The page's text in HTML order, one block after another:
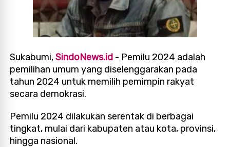
Sukabumi,SindoNews.id - Pemilu 2024 adalah
pemilihan umum yang diselenggarakan pada
tahun 2024 untuk memilih pemimpin rakyat
secara demokrasi.
Pemilu 2024 dilakukan serentak di berbagai
tingkat, mulai dari kabupaten atau kota, provinsi,
hingga nasional.